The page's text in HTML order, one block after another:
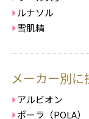
ルナソル
雪肌精
メーカー別に
アルビオン
ポーラ（POLA）